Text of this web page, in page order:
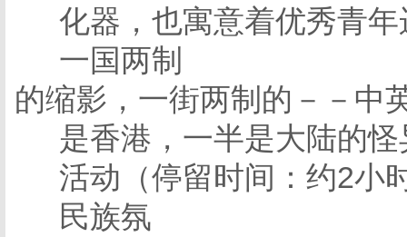
化器，也寓意着优秀青年
一国两制
的缩影，一街两制的－－中
是香港，一半是大陆的
活动 （停留时间：约2
民族氛